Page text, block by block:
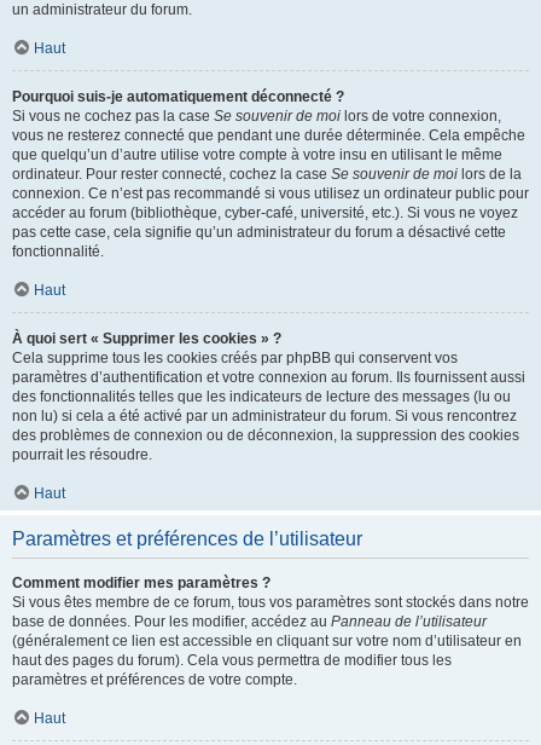
un administrateur du forum.
Haut
Pourquoi suis-je automatiquement déconnecté ?
Si vous ne cochez pas la case Se souvenir de moi lors de votre connexion,
vous ne resterez connecté que pendant une durée déterminée. Cela empêche
que quelqu’un d’autre utilise votre compte à votre insu en utilisant le même
ordinateur. Pour rester connecté, cochez la case Se souvenir de moi lors de la
connexion. Ce n’est pas recommandé si vous utilisez un ordinateur public pour
accéder au forum (bibliothèque, cyber-café, université, etc.). Si vous ne voyez
pas cette case, cela signifie qu’un administrateur du forum a désactivé cette
fonctionnalité.
Haut
À quoi sert « Supprimer les cookies » ?
Cela supprime tous les cookies créés par phpBB qui conservent vos
paramètres d’authentification et votre connexion au forum. Ils fournissent aussi
des fonctionnalités telles que les indicateurs de lecture des messages (lu ou
non lu) si cela a été activé par un administrateur du forum. Si vous rencontrez
des problèmes de connexion ou de déconnexion, la suppression des cookies
pourrait les résoudre.
Haut
Paramètres et préférences de l’utilisateur
Comment modifier mes paramètres ?
Si vous êtes membre de ce forum, tous vos paramètres sont stockés dans notre
base de données. Pour les modifier, accédez au Panneau de l’utilisateur
(généralement ce lien est accessible en cliquant sur votre nom d’utilisateur en
haut des pages du forum). Cela vous permettra de modifier tous les
paramètres et préférences de votre compte.
Haut